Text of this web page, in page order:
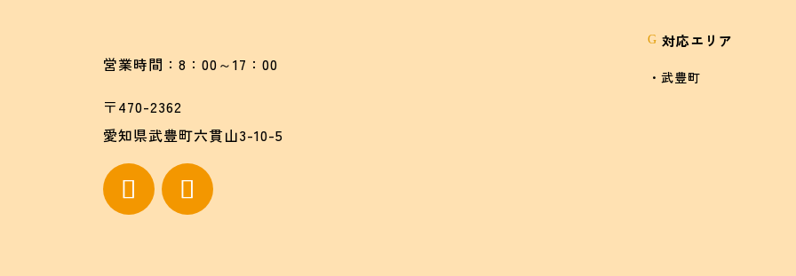
営業時間：8：00～17：00
〒470-2362
愛知県武豊町六貫山3-10-5
G 対応エリア
・武豊町